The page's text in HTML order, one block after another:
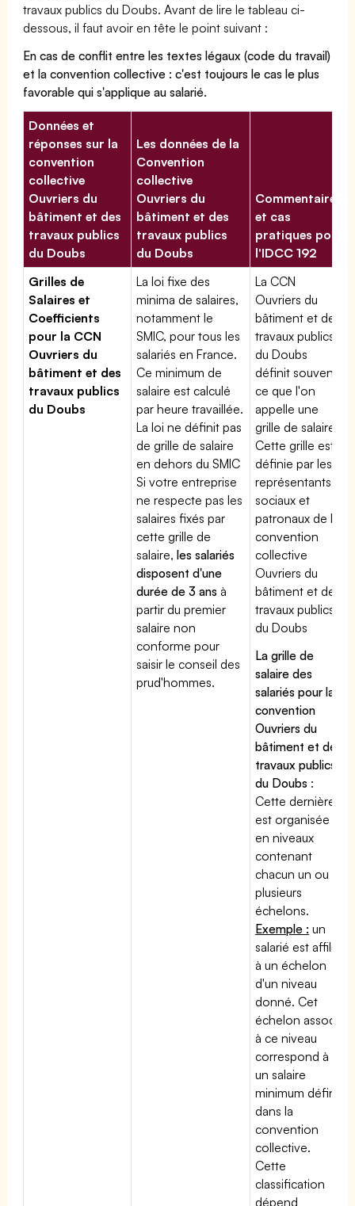
travaux publics du Doubs. Avant de lire le tableau ci-
dessous, il faut avoir en tête le point suivant :
En cas de conflit entre les textes légaux (code du travail)
et la convention collective : c'est toujours le cas le plus
favorable qui s'applique au salarié.
Données et
réponses sur la
convention
collective
Ouvriers du
bâtiment et des
travaux publics
du Doubs
Les données de la
Convention
collective
Ouvriers du
bâtiment et des
travaux publics
du Doubs
Commentaires
et cas
pratiques pour
l'IDCC 192
Grilles de
Salaires et
Coefficients
pour la CCN
Ouvriers du
bâtiment et des
travaux publics
du Doubs
La loi fixe des
minima de salaires,
notamment le
SMIC, pour tous les
salariés en France.
Ce minimum de
salaire est calculé
par heure travaillée.
La loi ne définit pas
de grille de salaire
en dehors du SMIC
Si votre entreprise
ne respecte pas les
salaires fixés par
cette grille de
salaire,les salariés
disposent d'une
durée de 3 ans à
partir du premier
salaire non
conforme pour
saisir le conseil des
prud'hommes.
La CCN
Ouvriers du
bâtiment et des
travaux publics
du Doubs
définit souvent
ce que l'on
appelle une
grille de salaires.
Cette grille est
définie par les
représentants
sociaux et
patronaux de la
convention
collective
Ouvriers du
bâtiment et des
travaux publics
du Doubs
La grille de
salaire des
salariés pour la
convention
Ouvriers du
bâtiment et des
travaux publics
du Doubs :
Cette dernière
est organisée
en niveaux
contenant
chacun un ou
plusieurs
échelons.
Exemple : un
salarié est affilié
à un échelon
d'un niveau
donné. Cet
échelon associé
à ce niveau
correspond à
un salaire
minimum défini
dans la
convention
collective.
Cette
classification
dépend